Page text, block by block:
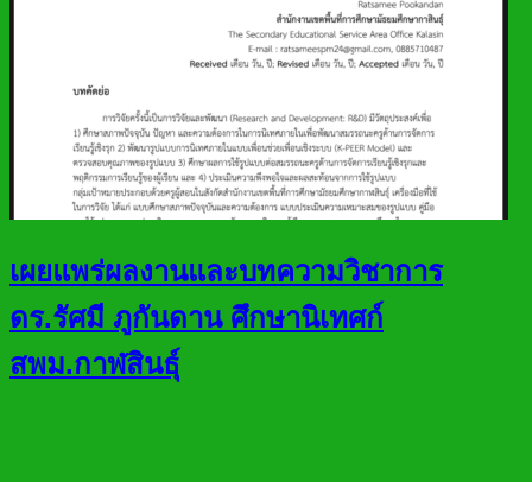
เผยแพร่ผลงานและบทความวิชาการ
ดร.รัศมี ภูกันดาน ศึกษานิเทศก์
สพม.กาฬสินธุ์